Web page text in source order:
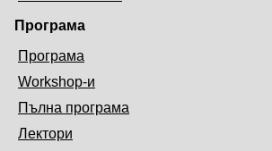
Програма
Програма
Workshop-и
Пълна програма
Лектори